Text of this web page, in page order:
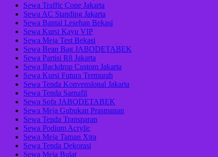
Sewa Traffic Cone Jakarta
Sewa AC Standing Jakarta
Sewa Bantal Lesehan Bekasi
Sewa Kursi Kayu VIP
Sewa Meja Test Bekasi
Sewa Bean Bag JABODETABEK
Sewa Partisi R8 Jakarta
Sewa Backdrop Custom Jakarta
Sewa Kursi Futura Termurah
Sewa Tenda Konvensional Jakarta
Sewa Tenda Sarnafil
Sewa Sofa JABODETABEK
Sewa Meja Gubukan Prasmanan
Sewa Tenda Transparan
Sewa Podium Acrylic
Sewa Meja Taman Xtra
Sewa Tenda Dekorasi
Sewa Meja Bulat